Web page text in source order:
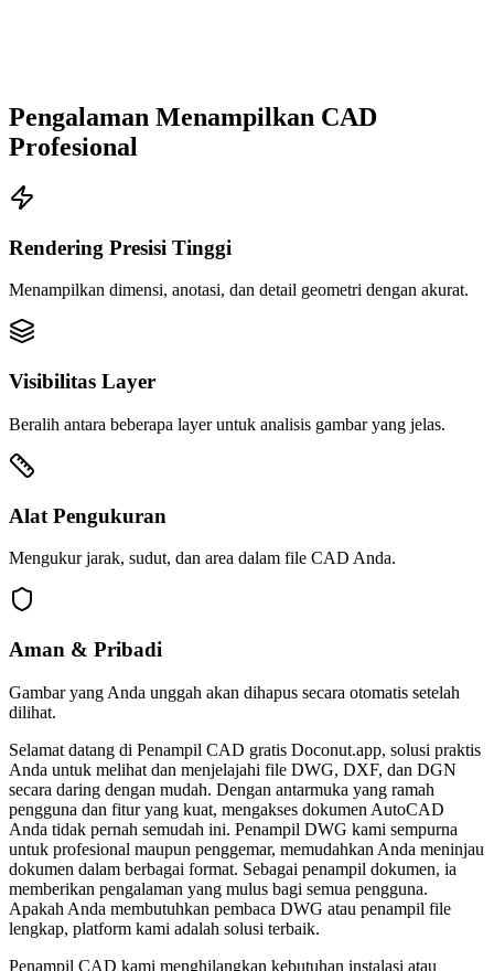
Pengalaman Menampilkan CAD
Profesional
Rendering Presisi Tinggi
Menampilkan dimensi, anotasi, dan detail geometri dengan akurat.
Visibilitas Layer
Beralih antara beberapa layer untuk analisis gambar yang jelas.
Alat Pengukuran
Mengukur jarak, sudut, dan area dalam file CAD Anda.
Aman & Pribadi
Gambar yang Anda unggah akan dihapus secara otomatis setelah
dilihat.
Selamat datang di Penampil CAD gratis Doconut.app, solusi praktis
Anda untuk melihat dan menjelajahi file DWG, DXF, dan DGN
secara daring dengan mudah. Dengan antarmuka yang ramah
pengguna dan fitur yang kuat, mengakses dokumen AutoCAD
Anda tidak pernah semudah ini. Penampil DWG kami sempurna
untuk profesional maupun penggemar, memudahkan Anda meninjau
dokumen dalam berbagai format. Sebagai penampil dokumen, ia
memberikan pengalaman yang mulus bagi semua pengguna.
Apakah Anda membutuhkan pembaca DWG atau penampil file
lengkap, platform kami adalah solusi terbaik.
Penampil CAD kami menghilangkan kebutuhan instalasi atau